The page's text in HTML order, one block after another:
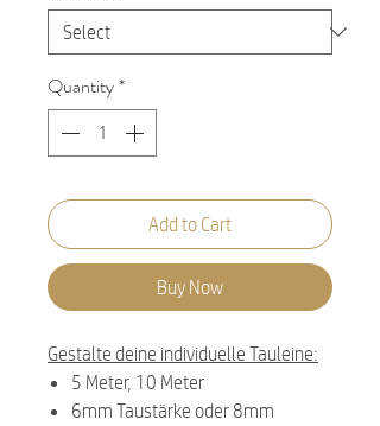
Quantity*
Add to Cart
Buy Now
Gestalte deine individuelle Tauleine:
5 Meter, 10 Meter
6mm Taustärke oder 8mm